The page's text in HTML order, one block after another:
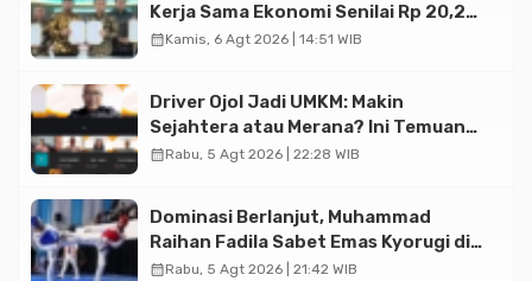
Kerja Sama Ekonomi Senilai Rp 20,2
Triliun
calendar_monthKamis, 6 Agt 2026 | 14:51 WIB
Driver Ojol Jadi UMKM: Makin
Sejahtera atau Merana? Ini Temuan
Diskusi Paramadina
calendar_monthRabu, 5 Agt 2026 | 22:28 WIB
Dominasi Berlanjut, Muhammad
Raihan Fadila Sabet Emas Kyorugi di
Asian Taekwondo Indonesia Open
calendar_monthRabu, 5 Agt 2026 | 21:42 WIB